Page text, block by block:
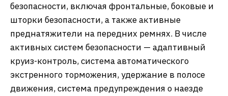
безопасности, включая фронтальные, боковые и
шторки безопасности, а также активные
преднатяжители на передних ремнях. В числе
активных систем безопасности — адаптивный
круиз-контроль, система автоматического
экстренного торможения, удержание в полосе
движения, система предупреждения о наезде